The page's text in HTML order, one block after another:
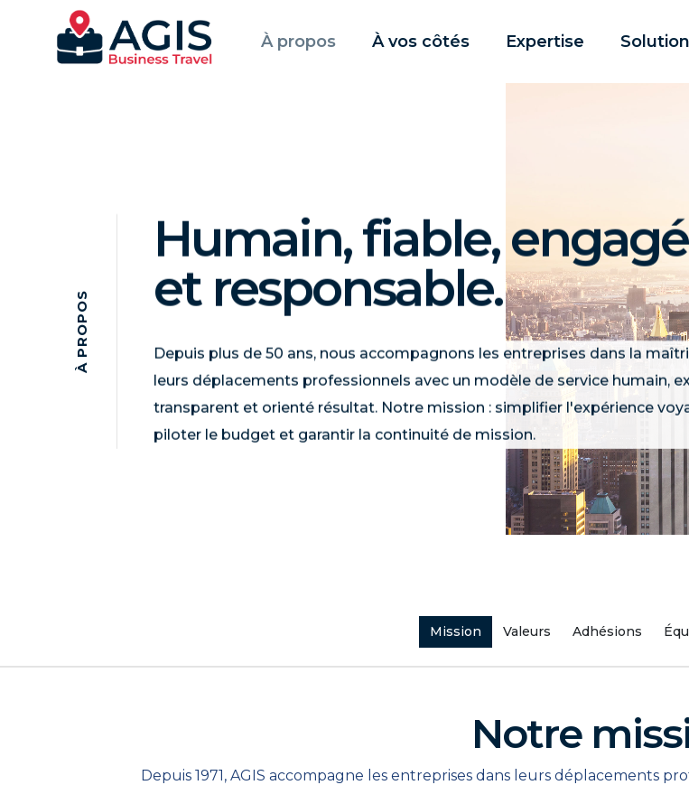
À propos À vos côtés Expertise
À
P
R
O
P
O
S
Humain, fiable,
et responsable.
Depuis plus de 50 ans, nous accompagnons les entreprises dans la
leurs déplacements professionnels avec un modèle de service humain,
transparent et orienté résultat. Notre mission : simplifier l'expérience
piloter le budget et garantir la continuité de mission.
Mission Valeurs Adhésions
Notre
Depuis 1971, AGIS accompagne les entreprises dans leurs déplacements